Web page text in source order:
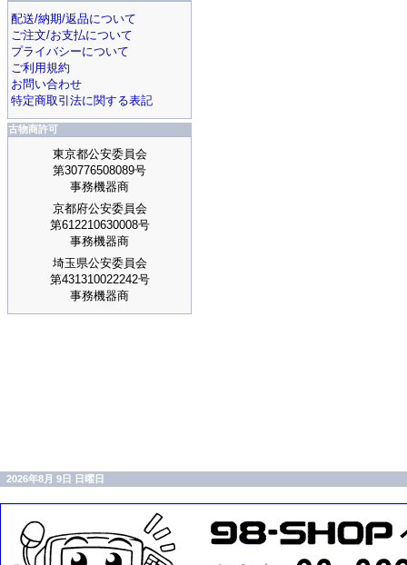
配送/納期/返品について
ご注文/お支払について
プライバシーについて
ご利用規約
お問い合わせ
特定商取引法に関する表記
古物商許可
東京都公安委員会
第30776508089号
事務機器商
京都府公安委員会
第612210630008号
事務機器商
埼玉県公安委員会
第431310022242号
事務機器商
2026年8月 9日 日曜日